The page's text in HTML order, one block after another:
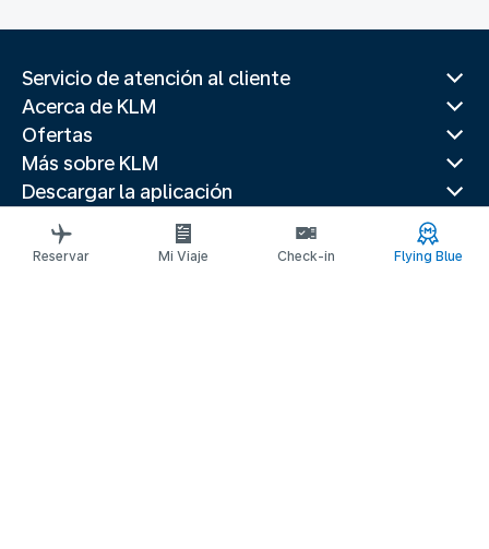
Servicio de atención al cliente
Acerca de KLM
Ofertas
Más sobre KLM
Descargar la aplicación
Páginas web relacionadas
Guías de viaje
Reservar Mi Viaje Check-in Flying Blue